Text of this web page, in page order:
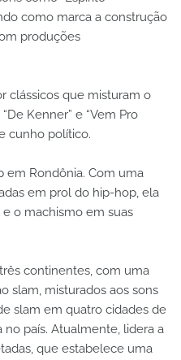
como marca a construção
produções
clássicos que misturam o
Kenner” e “Vem Pro
cunho político.
em Rondônia. Com uma
em prol do hip-hop, ela
o machismo em suas
continentes, com uma
slam, misturados aos sons
slam em quatro cidades de
no país. Atualmente, lidera a
que estabelece uma